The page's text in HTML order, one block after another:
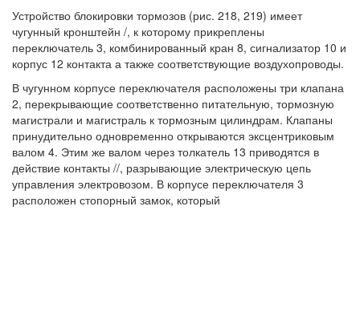
Устройство блокировки тормозов (рис. 218, 219) имеет
чугунный кронштейн /, к которому прикреплены
переключатель 3, комбинированный кран 8, сигнализатор 10 и
корпус 12 контакта а также соответствующие воздухопроводы.
В чугунном корпусе переключателя расположены три клапана
2, перекрывающие соответственно питательную, тормозную
магистрали и магистраль к тормозным цилиндрам. Клапаны
принудительно одновременно открываются эксцентриковым
валом 4. Этим же валом через толкатель 13 приводятся в
действие контакты //, разрывающие электрическую цепь
управления электровозом. В корпусе переключателя 3
расположен стопорный замок, который